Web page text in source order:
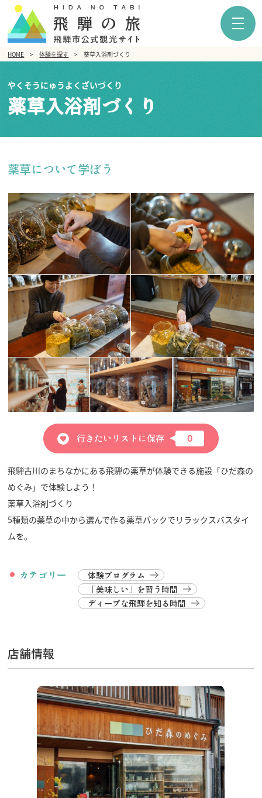
HOME 体験を探す 薬草入浴剤づくり
やくそうにゅうよくざいづくり
薬草入浴剤づくり
薬草について学ぼう
飛騨古川のまちなかにある飛騨の薬草が体験できる施設「ひだ森の
めぐみ」で体験しよう！
薬草入浴剤づくり
5種類の薬草の中から選んで作る薬草パックでリラックスバスタイ
ムを。
行きたいリストに保存 0
カテゴリー
体験プログラム
「美味しい」を習う時間
ディープな飛騨を知る時間
店舗情報